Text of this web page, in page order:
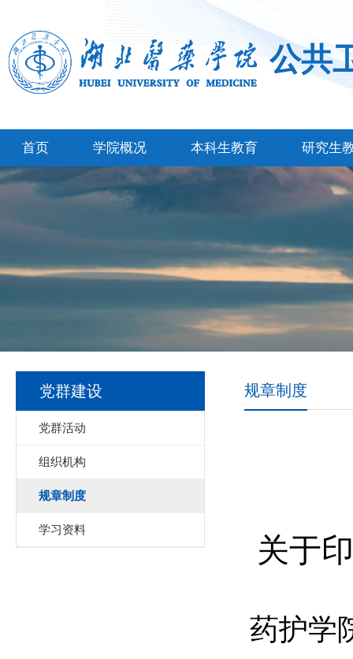
公共
首页 学院概况 本科生教育 研究生
党群建设
党群活动
组织机构
规章制度
学习资料
规章制度
关于
药护学